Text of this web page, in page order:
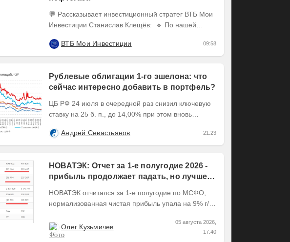
💬 Рассказывает инвестиционный стратег ВТБ Мои
Инвестиции Станислав Клещёв: 🔹 По нашей
сектора в...
ВТБ Мои Инвестиции 09:58
Рублевые облигации 1-го эшелона: что
сейчас интересно добавить в портфель?
ЦБ РФ 24 июля в очередной раз снизил ключевую
ставку на 25 б. п., до 14,00% при этом вновь
его...Андрей Севастьянов 21:23
НОВАТЭК: Отчет за 1-е полугодие 2026 -
прибыль продолжает падать, но лучшее
НОВАТЭК отчитался за 1-е полугодие по МСФО,
нормализованная чистая прибыль упала на 9% г/г
Олег Кузьмичев
05 августа 2026,
17:40